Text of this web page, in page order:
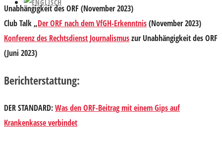
Unabhängigkeit des ORF (November 2023)
Club Talk „Der ORF nach dem VfGH-Erkenntnis(November 2023)
Konferenz des Rechtsdienst Journalismuszur Unabhängigkeit des ORF
(Juni 2023)
Berichterstattung:
DER STANDARD:Was den ORF-Beitrag mit einem Gips auf
Krankenkasse verbindet